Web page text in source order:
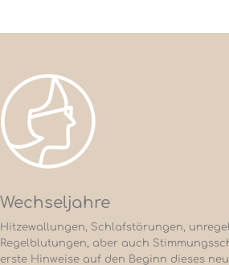
Wechseljahre
Hitzewallungen, Schlafstörungen,
Regelblutungen, aber auch
erste Hinweise auf den Beginn dieses